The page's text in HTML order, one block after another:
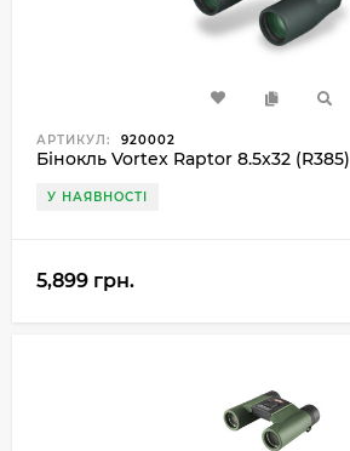
АРТИКУЛ: 920002
Бінокль Vortex Raptor 8.5x32 (R385)
У НАЯВНОСТІ
5,899 грн.